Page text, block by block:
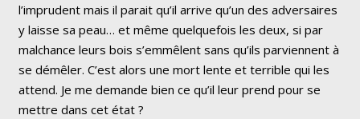
l’imprudent mais il parait qu’il arrive qu’un des adversaires
y laisse sa peau… et même quelquefois les deux, si par
malchance leurs bois s’emmêlent sans qu’ils parviennent à
se démêler. C’est alors une mort lente et terrible qui les
attend. Je me demande bien ce qu’il leur prend pour se
mettre dans cet état ?